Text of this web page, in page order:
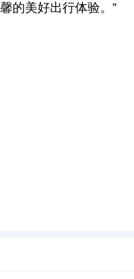
的美好出行体验。”